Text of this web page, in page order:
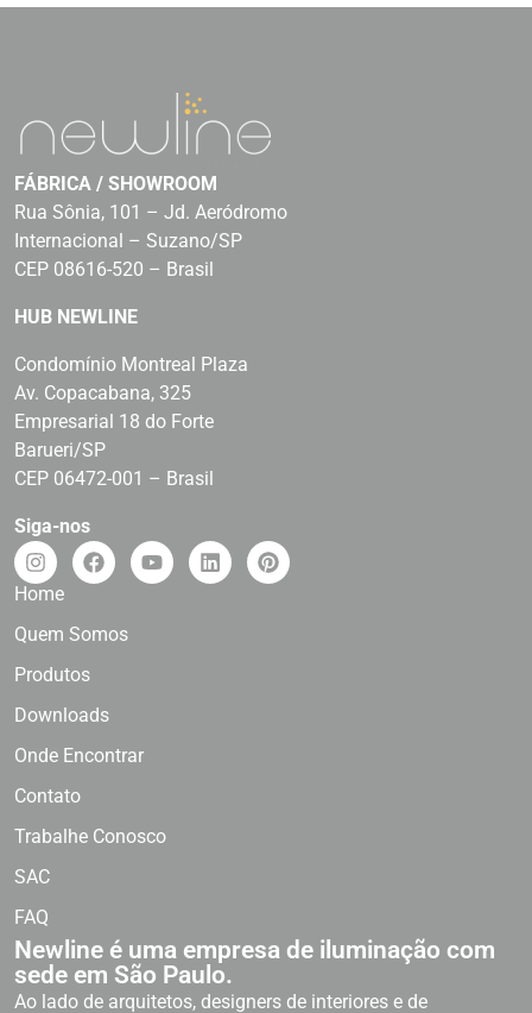
FÁBRICA / SHOWROOM
Rua Sônia, 101 – Jd. Aeródromo
Internacional – Suzano/SP
CEP 08616-520 – Brasil
HUB NEWLINE
Condomínio Montreal Plaza
Av. Copacabana, 325
Empresarial 18 do Forte
Barueri/SP
CEP 06472-001 – Brasil
Siga-nos
Home
Quem Somos
Produtos
Downloads
Onde Encontrar
Contato
Trabalhe Conosco
SAC
FAQ
Newline é uma empresa de iluminação com
sede em São Paulo.
Ao lado de arquitetos, designers de interiores e de